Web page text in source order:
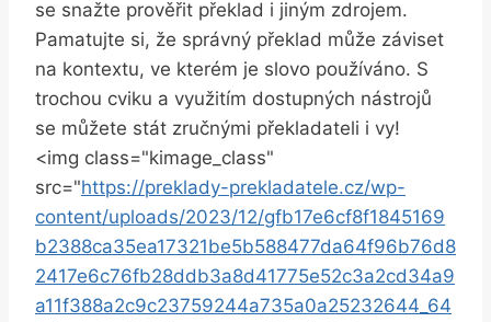
se snažte prověřit překlad i jiným zdrojem.
Pamatujte si, že správný překlad může záviset
na kontextu, ve kterém je slovo používáno. S
trochou cviku a využitím dostupných nástrojů
se můžete stát zručnými překladateli i vy!
<img class="kimage_class"
src="https://preklady-prekladatele.cz/wp-
content/uploads/2023/12/gfb17e6cf8f1845169
b2388ca35ea17321be5b588477da64f96b76d8
2417e6c76fb28ddb3a8d41775e52c3a2cd34a9
a11f388a2c9c23759244a735a0a25232644_64